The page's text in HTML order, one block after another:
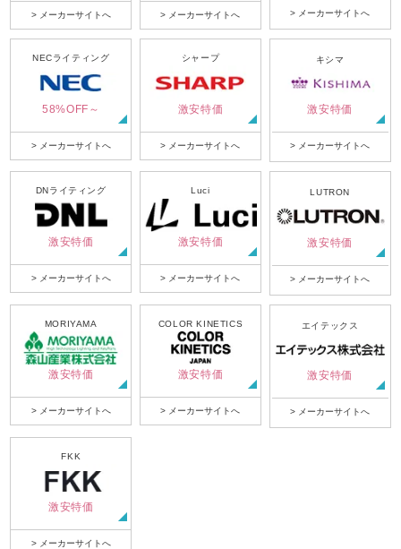
> メーカーサイトへ > メーカーサイトへ > メーカーサイトへ
NECライティング
58%OFF～
> メーカーサイトへ
シャープ
激安特価
> メーカーサイトへ
キシマ
激安特価
> メーカーサイトへ
DNライティング
激安特価
> メーカーサイトへ
Luci
激安特価
> メーカーサイトへ
LUTRON
激安特価
> メーカーサイトへ
MORIYAMA
激安特価
> メーカーサイトへ
COLOR KINETICS
激安特価
> メーカーサイトへ
エイテックス
激安特価
> メーカーサイトへ
FKK
激安特価
> メーカーサイトへ